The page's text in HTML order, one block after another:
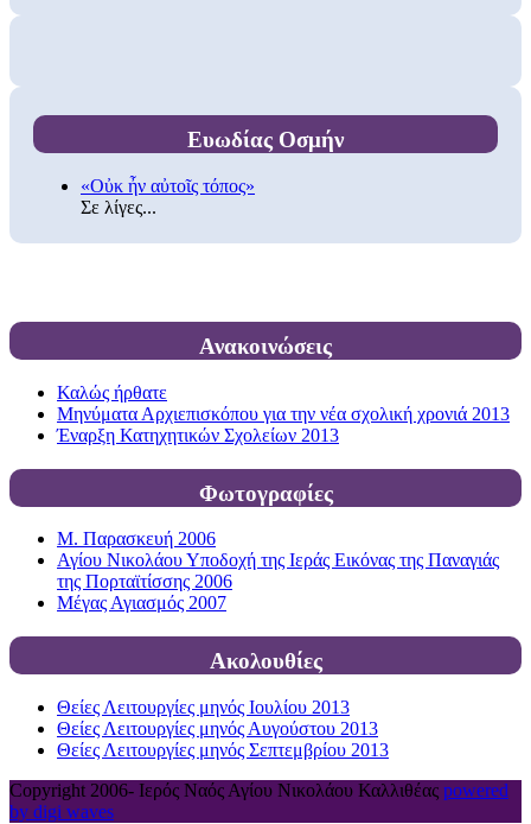
Ευωδίας Οσμήν
«Οὐκ ἦν αὐτοῖς τόπος»
Σε λίγες...
Ανακοινώσεις
Καλώς ήρθατε
Μηνύματα Αρχιεπισκόπου για την νέα σχολική χρονιά 2013
Έναρξη Κατηχητικών Σχολείων 2013
Φωτογραφίες
Μ. Παρασκευή 2006
Αγίου Νικολάου Υποδοχή της Ιεράς Εικόνας της Παναγιάς
της Πορταϊτίσσης 2006
Μέγας Αγιασμός 2007
Ακολουθίες
Θείες Λειτουργίες μηνός Ιουλίου 2013
Θείες Λειτουργίες μηνός Αυγούστου 2013
Θείες Λειτουργίες μηνός Σεπτεμβρίου 2013
Copyright 2006- Ιερός Ναός Αγίου Νικολάου Καλλιθέας powered
by digi waves